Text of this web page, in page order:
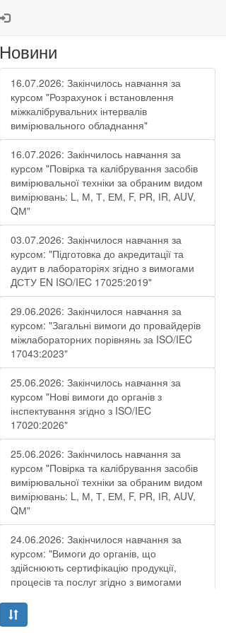
Новини
16.07.2026: Закінчилось навчання за
курсом "Розрахунок і встановлення
міжкалібрувальних інтервалів
вимірювального обладнання"
16.07.2026: Закінчилось навчання за
курсом "Повірка та калібрування засобів
вимірювальної техніки за обраним видом
вимірювань: L, М, Т, ЕМ, F, РR, ІR, АUV,
QМ"
03.07.2026: Закінчилося навчання за
курсом: "Підготовка до акредитації та
аудит в лабораторіях згідно з вимогами
ДСТУ EN ISO/IEC 17025:2019"
29.06.2026: Закінчилося навчання за
курсом: "Загальні вимоги до провайдерів
міжлабораторних порівнянь за ISO/IEC
17043:2023"
25.06.2026: Закінчилось навчання за
курсом "Нові вимоги до органів з
інспектування згідно з ISO/IEC
17020:2026"
25.06.2026: Закінчилось навчання за
курсом "Повірка та калібрування засобів
вимірювальної техніки за обраним видом
вимірювань: L, М, Т, ЕМ, F, РR, ІR, АUV,
QМ"
24.06.2026: Закінчилося навчання за
курсом: "Вимоги до органів, що
здійснюють сертифікацію продукції,
процесів та послуг згідно з вимогами
19.06.2026: Закінчилося навчання за